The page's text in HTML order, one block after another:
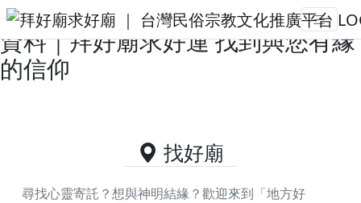
台東縣池上鄉供奉玄壇真君的好廟
資料｜拜好廟求好運 找到與您有緣
的信仰
找好廟
尋找心靈寄託？想與神明結緣？歡迎來到「地方好